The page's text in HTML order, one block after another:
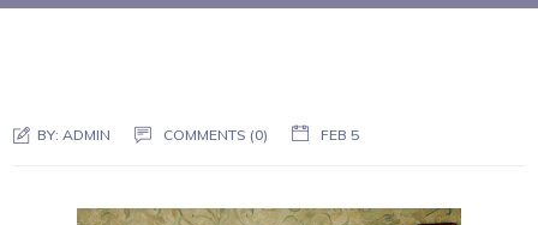
BY:ADMIN COMMENTS (0) FEB 5